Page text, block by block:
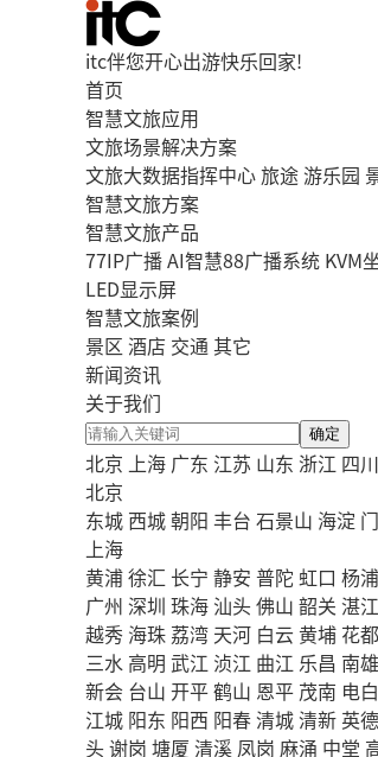
itc伴您开心出游快乐回家!
首页
智慧文旅应用
文旅场景解决方案
文旅大数据指挥中心旅途游乐园
智慧文旅方案
智慧文旅产品
77IP广播AI智慧88广播系统 KVM
LED显示屏
智慧文旅案例
景区 酒店 交通其它
新闻资讯
关于我们
确定
北京 上海 广东 江苏 山东 浙江 四川
北京
东城 西城朝阳 丰台 石景山 海淀
上海
黄浦徐汇 长宁 静安 普陀 虹口 杨浦
广州 深圳 珠海 汕头佛山 韶关 湛江
越秀 海珠 荔湾 天河 白云黄埔 花都
三水 高明 武江 浈江 曲江 乐昌 南雄
新会 台山 开平鹤山 恩平 茂南 电白
江城 阳东 阳西 阳春清城清新 英德
头谢岗 塘厦 清溪 凤岗 麻涌 中堂